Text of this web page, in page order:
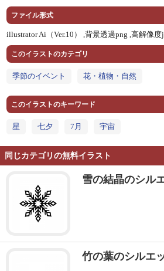
ファイル形式
illustrator Ai（Ver.10） ,背景透過png ,高解像度
このイラストのカテゴリ
季節のイベント 花・植物・自然
このイラストのキーワード
星 七夕 7月 宇宙
同じカテゴリの無料イラスト
雪の結晶のシル
竹の葉のシルエ